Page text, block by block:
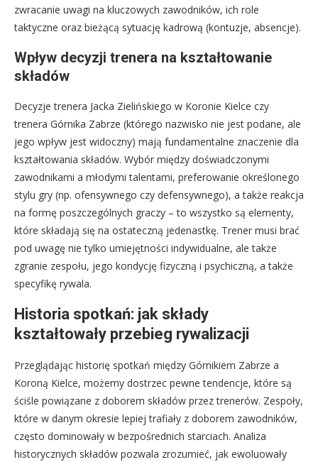
zwracanie uwagi na kluczowych zawodników, ich role
taktyczne oraz bieżącą sytuację kadrową (kontuzje, absencje).
Wpływ decyzji trenera na kształtowanie
składów
Decyzje trenera Jacka Zielińskiego w Koronie Kielce czy
trenera Górnika Zabrze (którego nazwisko nie jest podane, ale
jego wpływ jest widoczny) mają fundamentalne znaczenie dla
kształtowania składów. Wybór między doświadczonymi
zawodnikami a młodymi talentami, preferowanie określonego
stylu gry (np. ofensywnego czy defensywnego), a także reakcja
na formę poszczególnych graczy – to wszystko są elementy,
które składają się na ostateczną jedenastkę. Trener musi brać
pod uwagę nie tylko umiejętności indywidualne, ale także
zgranie zespołu, jego kondycję fizyczną i psychiczną, a także
specyfikę rywala.
Historia spotkań: jak składy
kształtowały przebieg rywalizacji
Przeglądając historię spotkań między Górnikiem Zabrze a
Koroną Kielce, możemy dostrzec pewne tendencje, które są
ściśle powiązane z doborem składów przez trenerów. Zespoły,
które w danym okresie lepiej trafiały z doborem zawodników,
często dominowały w bezpośrednich starciach. Analiza
historycznych składów pozwala zrozumieć, jak ewoluowały